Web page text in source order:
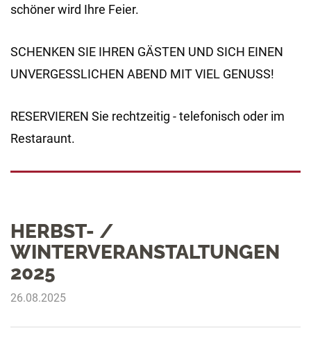
schöner wird Ihre Feier.
SCHENKEN SIE IHREN GÄSTEN UND SICH EINEN
UNVERGESSLICHEN ABEND MIT VIEL GENUSS!
RESERVIEREN Sie rechtzeitig - telefonisch oder im
Restaraunt.
HERBST- /
WINTERVERANSTALTUNGEN
2025
26.08.2025